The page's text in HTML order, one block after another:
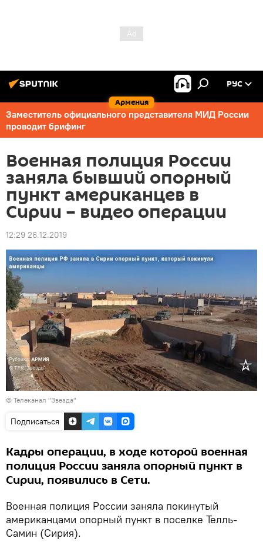
Армения
РУС
Заместитель официального представителя МИД России
проводит брифинг
Военная полиция России
заняла бывший опорный
пункт американцев в
Сирии – видео операции
12:29 26.12.2019
© Телеканал "Звезда"
Подписаться
Кадры операции, в ходе которой военная
полиция России заняла опорный пункт в
Сирии, появились в Сети.
Военная полиция России заняла покинутый
американцами опорный пункт в поселке Телль-
Самин (Сирия).